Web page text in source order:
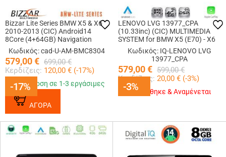
-17%
Bizzar Lite Series BMW X5 & X6
2010-2013 (CIC) Android14
8Core (4+64GB) Navigation
Multimedia 10.25
Κωδικός: cad-U-AM-BMC8304
579,00€ 699,00 €
Κερδίζεις: 120,00 € (-17%)
-17%
Παράδοση σε 1-3 εργάσιμες
ΑΓΟΡΑ
-3%
LENOVO LVG 13977_CPA
(10.33inc) (CIC) MULTIMEDIA
SYSTEM for BMW X5 (E70) - X6
(E71) mod. 2009-2012
Κωδικός: IQ-LENOVO LVG
13977_CPA
579,00€ 599,00 €
Κερδίζεις: 20,00 € (-3%)
-3%
Εξαντλήθηκε & Αναμένεται